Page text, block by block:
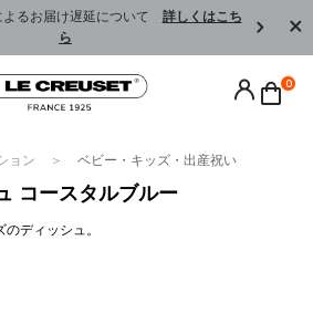
るお届け遅延について 詳しくはこち
ら
0
ョン ベビー・キッズ・出産祝い
コースタルブルー
ディッシュ。